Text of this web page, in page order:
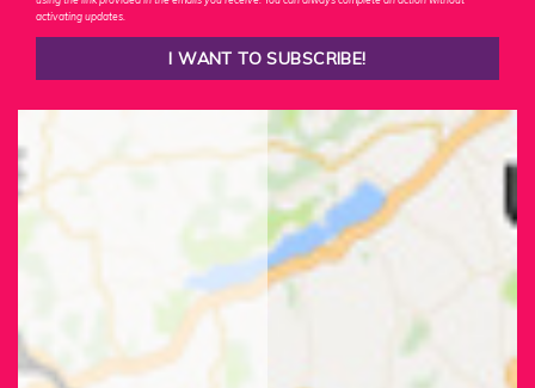
activating updates.